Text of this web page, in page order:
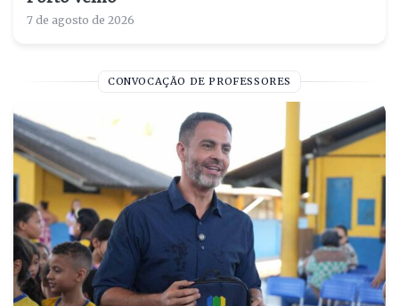
7 de agosto de 2026
CONVOCAÇÃO DE PROFESSORES